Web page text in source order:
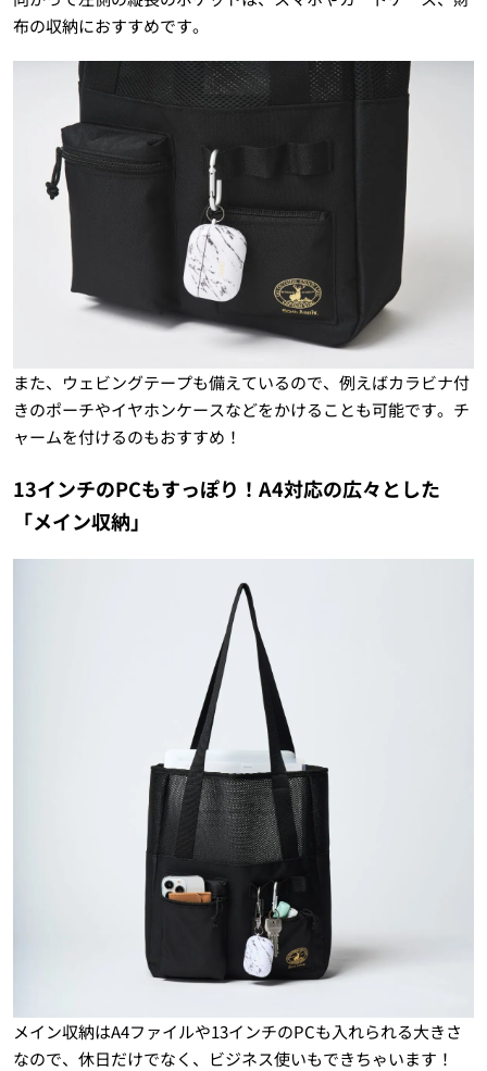
布の収納におすすめです。
また、ウェビングテープも備えているので、例えばカラビナ付
きのポーチやイヤホンケースなどをかけることも可能です。チ
ャームを付けるのもおすすめ！
13インチのPCもすっぽり！A4対応の広々とした
「メイン収納」
メイン収納はA4ファイルや13インチのPCも入れられる大きさ
なので、休日だけでなく、ビジネス使いもできちゃいます！